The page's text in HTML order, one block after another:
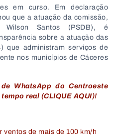
em curso. Em declaração
que a atuação da comissão,
Wilson Santos (PSDB), é
sobre a atuação das
que administram serviços de
nos municípios de Cáceres
WhatsApp do Centroeste
real (CLIQUE AQUI)!
ventos de mais de 100 km/h